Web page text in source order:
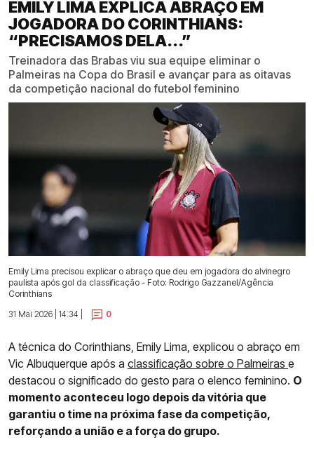
EMILY LIMA EXPLICA ABRAÇO EM
JOGADORA DO CORINTHIANS:
“PRECISAMOS DELA...”
Treinadora das Brabas viu sua equipe eliminar o
Palmeiras na Copa do Brasil e avançar para as oitavas
da competição nacional do futebol feminino
Emily Lima precisou explicar o abraço que deu em jogadora do alvinegro
paulista após gol da classificação - Foto: Rodrigo Gazzanel/Agência
Corinthians
31 Mai 2026 | 14:34 |
0
A técnica do Corinthians, Emily Lima, explicou o abraço em
Vic Albuquerque após a classificação sobre o Palmeiras e
destacou o significado do gesto para o elenco feminino. O
momento aconteceu logo depois da vitória que
garantiu o time na próxima fase da competição,
reforçando a união e a força do grupo.